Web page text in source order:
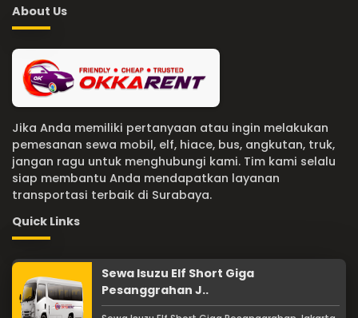
About Us
Jika Anda memiliki pertanyaan atau ingin melakukan
pemesanan sewa mobil, elf, hiace, bus, angkutan, truk,
jangan ragu untuk menghubungi kami. Tim kami selalu
siap membantu Anda mendapatkan layanan
transportasi terbaik di Surabaya.
Quick Links
Sewa Isuzu Elf Short Giga
Pesanggrahan J..